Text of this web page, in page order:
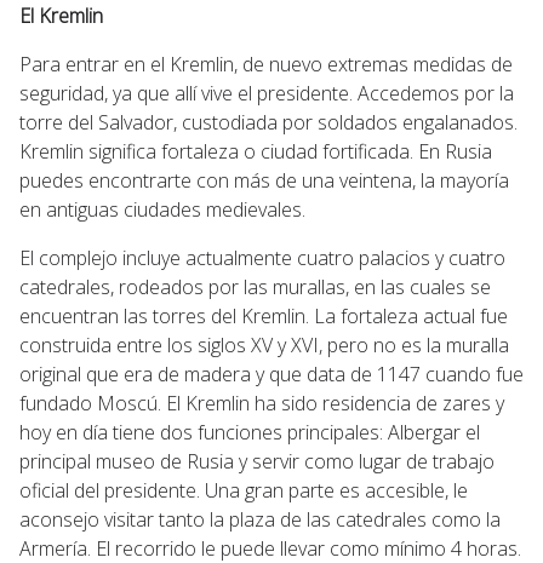
El Kremlin
Para entrar en el Kremlin, de nuevo extremas medidas de
seguridad, ya que allí vive el presidente. Accedemos por la
torre del Salvador, custodiada por soldados engalanados.
Kremlin significa fortaleza o ciudad fortificada. En Rusia
puedes encontrarte con más de una veintena, la mayoría
en antiguas ciudades medievales.
El complejo incluye actualmente cuatro palacios y cuatro
catedrales, rodeados por las murallas, en las cuales se
encuentran las torres del Kremlin. La fortaleza actual fue
construida entre los siglos XV y XVI, pero no es la muralla
original que era de madera y que data de 1147 cuando fue
fundado Moscú. El Kremlin ha sido residencia de zares y
hoy en día tiene dos funciones principales: Albergar el
principal museo de Rusia y servir como lugar de trabajo
oficial del presidente. Una gran parte es accesible, le
aconsejo visitar tanto la plaza de las catedrales como la
Armería. El recorrido le puede llevar como mínimo 4 horas.